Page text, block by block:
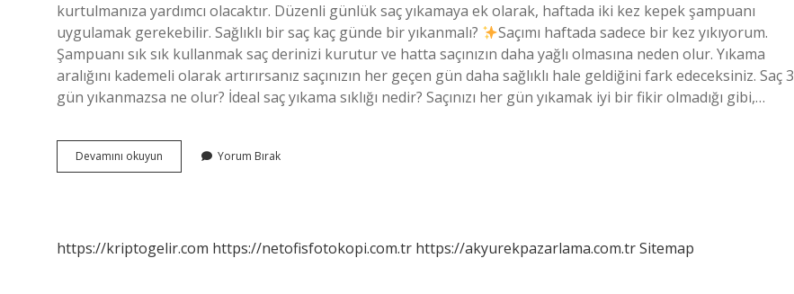
kurtulmanıza yardımcı olacaktır. Düzenli günlük saç yıkamaya ek olarak, haftada iki kez kepek şampuanı
uygulamak gerekebilir. Sağlıklı bir saç kaç günde bir yıkanmalı?
Saçımı haftada sadece bir kez yıkıyorum.
Şampuanı sık sık kullanmak saç derinizi kurutur ve hatta saçınızın daha yağlı olmasına neden olur. Yıkama
aralığını kademeli olarak artırırsanız saçınızın her geçen gün daha sağlıklı hale geldiğini fark edeceksiniz. Saç 3
gün yıkanmazsa ne olur? İdeal saç yıkama sıklığı nedir? Saçınızı her gün yıkamak iyi bir fikir olmadığı gibi,…
Devamını okuyun
Saç
Yorum Bırak
https://kriptogelir.com https://netofisfotokopi.com.tr https://akyurekpazarlama.com.trSitemap